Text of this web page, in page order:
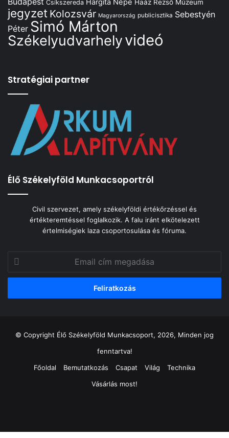
Csíkszereda Hargita Népe Haáz Rezső Múzeum
jegyzet Kolozsvár Magyarország publicisztika Sebestyén
Péter Simó Márton
Székelyudvarhelyvideó
Stratégiai partner
Élő Székelyföld Munkacsoportról
Civil szervezet, amely székelyföldi értékőrzéssel és
értékteremtéssel foglalkozik. A falu iránt elkötelezett
értelmiségiek laza csoportosulása és fóruma.
cím
megadása
© Copyright Élő Székelyföld Munkacsoport, 2026, Minden jog
fenntartva!
Főoldal
Bemutatkozás Csapat Világ
Technika
Vásárlás most!